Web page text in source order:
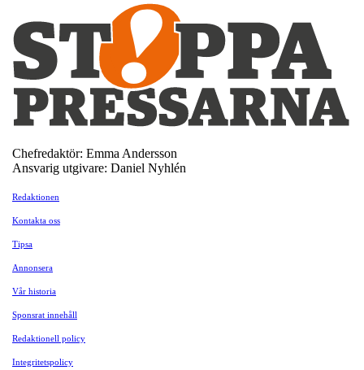
Chefredaktör: Emma Andersson
Ansvarig utgivare: Daniel Nyhlén
Redaktionen
Kontakta oss
Tipsa
Annonsera
Vår historia
Sponsrat innehåll
Redaktionell policy
Integritetspolicy